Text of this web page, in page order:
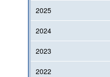
2025
2024
2023
2022